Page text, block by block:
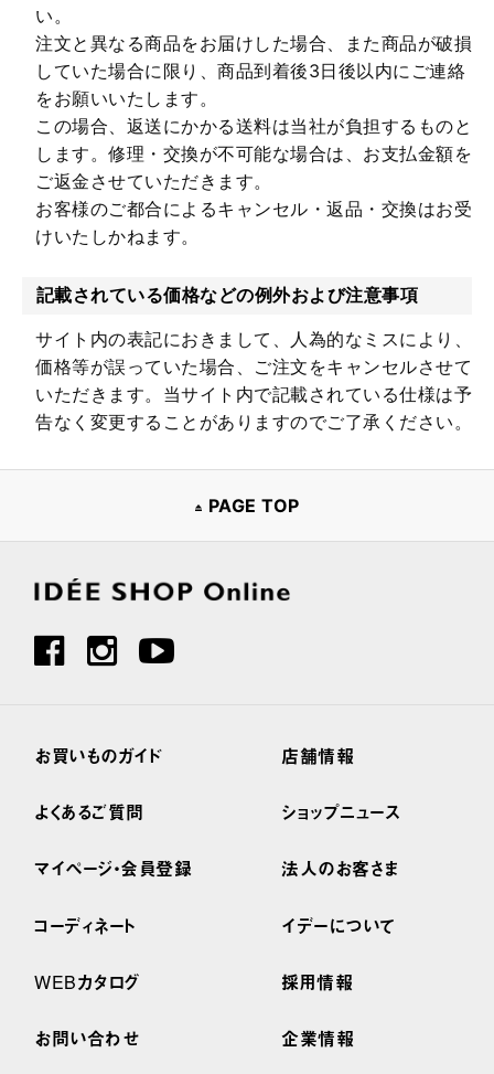
い。
注文と異なる商品をお届けした場合、また商品が破損
していた場合に限り、商品到着後3日後以内にご連絡
をお願いいたします。
この場合、返送にかかる送料は当社が負担するものと
します。修理・交換が不可能な場合は、お支払金額を
ご返金させていただきます。
お客様のご都合によるキャンセル・返品・交換はお受
けいたしかねます。
記載されている価格などの例外および注意事項
サイト内の表記におきまして、人為的なミスにより、
価格等が誤っていた場合、ご注文をキャンセルさせて
いただきます。当サイト内で記載されている仕様は予
告なく変更することがありますのでご了承ください。
PAGE TOP
お買いものガイド
よくあるご質問
マイページ・会員登録
コーディネート
WEBカタログ
お問い合わせ
店舗情報
ショップニュース
法人のお客さま
イデーについて
採用情報
企業情報